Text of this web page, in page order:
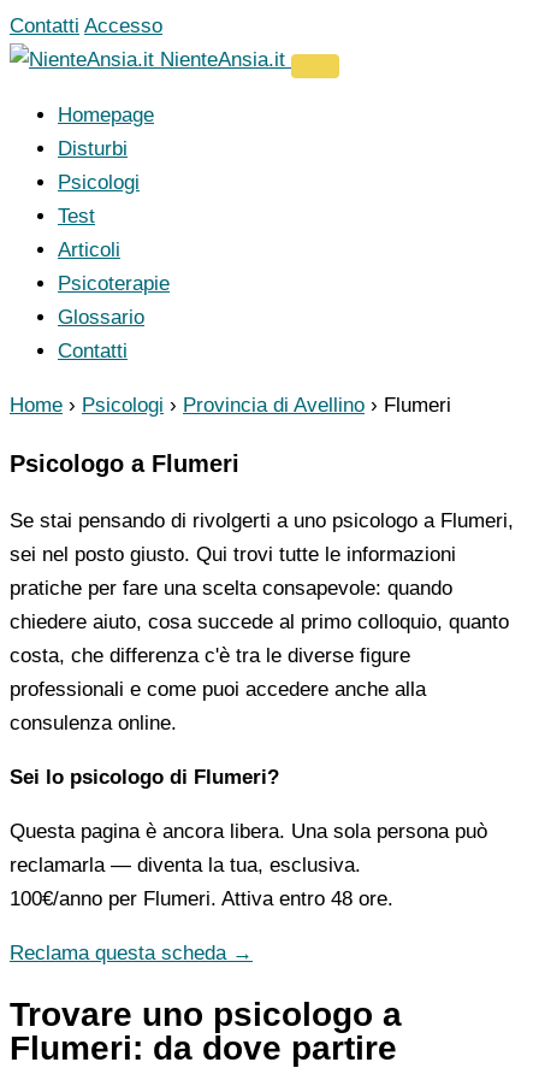
Vai
al
Contatti Accesso
NienteAnsia.it
Homepage
Disturbi
Psicologi
Test
Articoli
Psicoterapie
Glossario
Contatti
Home › Psicologi › Provincia di Avellino › Flumeri
Psicologo a Flumeri
Se stai pensando di rivolgerti a uno psicologo a Flumeri,
sei nel posto giusto. Qui trovi tutte le informazioni
pratiche per fare una scelta consapevole: quando
chiedere aiuto, cosa succede al primo colloquio, quanto
costa, che differenza c'è tra le diverse figure
professionali e come puoi accedere anche alla
consulenza online.
Sei lo psicologo di Flumeri?
Questa pagina è ancora libera. Una sola persona può
reclamarla — diventa la tua, esclusiva.
100€/anno per Flumeri. Attiva entro 48 ore.
Reclama questa scheda →
Trovare uno psicologo a
Flumeri: da dove partire